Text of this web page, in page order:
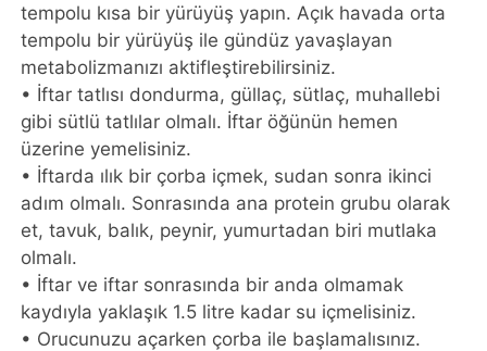
tempolu kısa bir yürüyüş yapın. Açık havada orta
tempolu bir yürüyüş ile gündüz yavaşlayan
metabolizmanızı aktifleştirebilirsiniz.
• İftar tatlısı dondurma, güllaç, sütlaç, muhallebi
gibi sütlü tatlılar olmalı. İftar öğünün hemen
üzerine yemelisiniz.
• İftarda ılık bir çorba içmek, sudan sonra ikinci
adım olmalı. Sonrasında ana protein grubu olarak
et, tavuk, balık, peynir, yumurtadan biri mutlaka
olmalı.
• İftar ve iftar sonrasında bir anda olmamak
kaydıyla yaklaşık 1.5 litre kadar su içmelisiniz.
• Orucunuzu açarken çorba ile başlamalısınız.